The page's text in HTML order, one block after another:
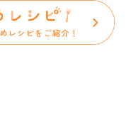
ビスでご使用され
につきましては、
窓口